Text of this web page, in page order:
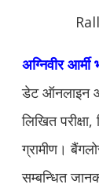
अग्निवीर आर्मी
डेट ऑनलाइन
लिखित
ग्रामीण।
सम्बन्धित